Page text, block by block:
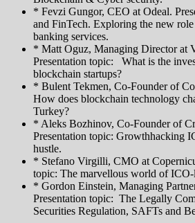
* Fevzi Gungor, CEO at Odeal.
and FinTech. Exploring the new
banking services.
* Matt Oguz, Managing Director at
Presentation topic: What is the
blockchain startups?
* Bulent Tekmen, Co-Founder of
How does blockchain technology
Turkey?
* Aleks Bozhinov, Co-Founder of
Presentation topic: Growthhacking
hustle.
* Stefano Virgilli, CMO at
topic: The marvellous world of
* Gordon Einstein, Managing
Presentation topic: The Legally
Securities Regulation, SAFTs and